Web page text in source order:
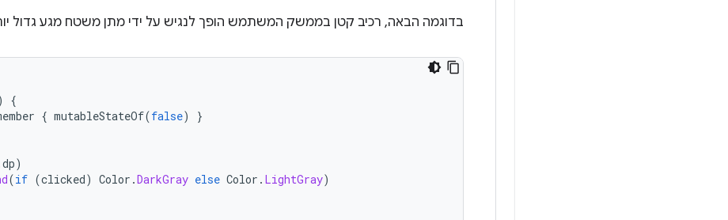
בדוגמה הבאה, רכיב קטן בממשק המשתמש הופך לנגיש על ידי מתן משטח מגע גדול
{
{ mutableStateOf(false)
}
dp)
(if (clicked) Color .DarkGray else Color . LightGray)